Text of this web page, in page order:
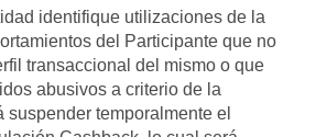
identifique utilizaciones de la
del Participante que no
transaccional del mismo o que
abusivos a criterio de la
suspender temporalmente el